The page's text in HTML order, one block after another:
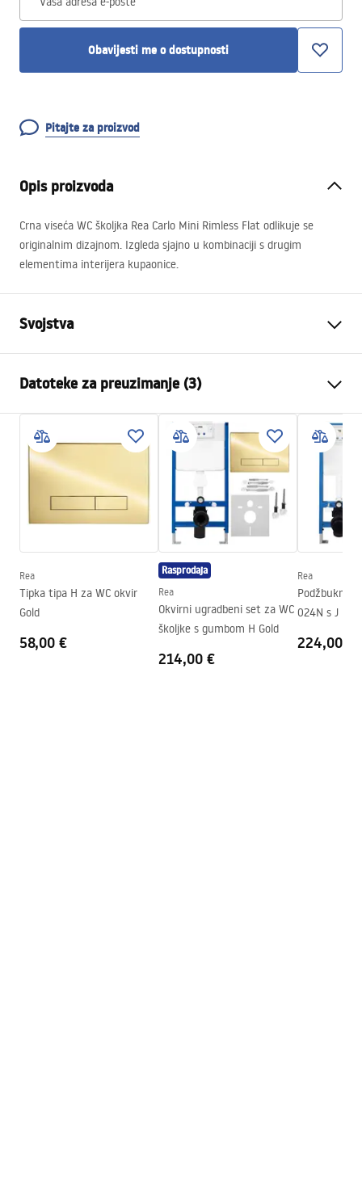
Obavijesti me o dostupnosti
Pitajte za proizvod
Opis proizvoda
Crna viseća WC školjka Rea Carlo Mini Rimless Flat odlikuje se
originalnim dizajnom. Izgleda sjajno u kombinaciji s drugim
elementima interijera kupaonice.
Svojstva
Sustav ispiranja
Rimless (bez ruba)
Boja
Crn
Završetak
Sjajni
Materijal
Sanitarna keramika
Duljina
495
Širina
370mm
mm
Razmak montažnih vijaka
180mm
Daska uključena
Datoteke za preuzimanje (3)
Installation instructions
inrukcja-montażu-misy-wc-video.mp4
CAD
WC_CARLO_MINI_RIMLESS_Black.dwg
Rea
Tipka tipa H za WC okvir
Gold
58,00 €
Rasprodaja
Rea
Okvirni ugradbeni set za WC
školjke s gumbom H Gold
214,00 €
Rea
Podžbukni
024N s J
224,00 €